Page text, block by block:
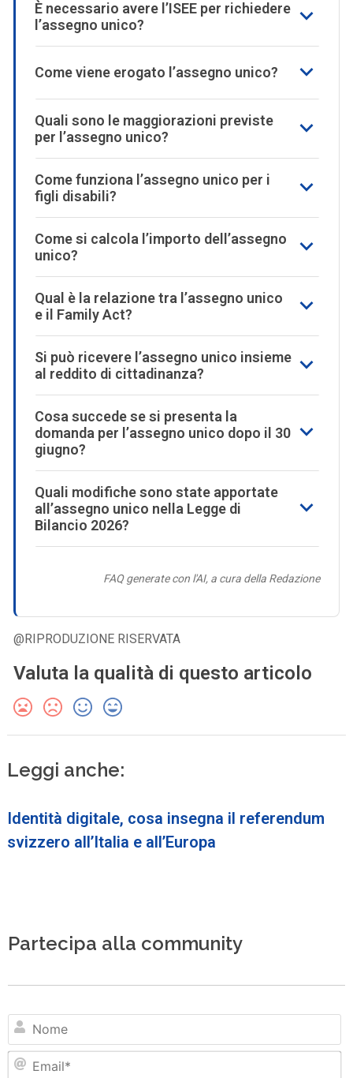
È necessario avere l’ISEE per richiedere
l’assegno unico?
Come viene erogato l’assegno unico?
Quali sono le maggiorazioni previste
per l’assegno unico?
Come funziona l’assegno unico per i
figli disabili?
Come si calcola l’importo dell’assegno
unico?
Qual è la relazione tra l’assegno unico
e il Family Act?
Si può ricevere l’assegno unico insieme
al reddito di cittadinanza?
Cosa succede se si presenta la
domanda per l’assegno unico dopo il 30
giugno?
Quali modifiche sono state apportate
all’assegno unico nella Legge di
Bilancio 2026?
FAQ generate con l'AI, a cura della Redazione
@RIPRODUZIONE RISERVATA
Valuta la qualità di questo articolo
Leggi anche:
Identità digitale, cosa insegna il referendum
svizzero all’Italia e all’Europa
Partecipa alla community